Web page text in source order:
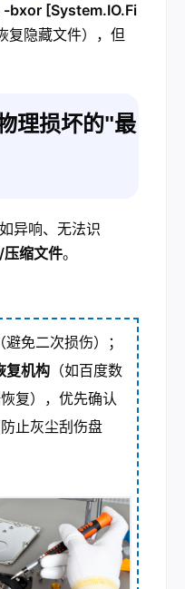
bxor [System.IO.Fi
复隐藏文件），但
理损坏的"最
异响、无法识
压缩文件。
（避免二次损伤）；
复机构 （如百度数
复），优先确认
防止灰尘刮伤盘